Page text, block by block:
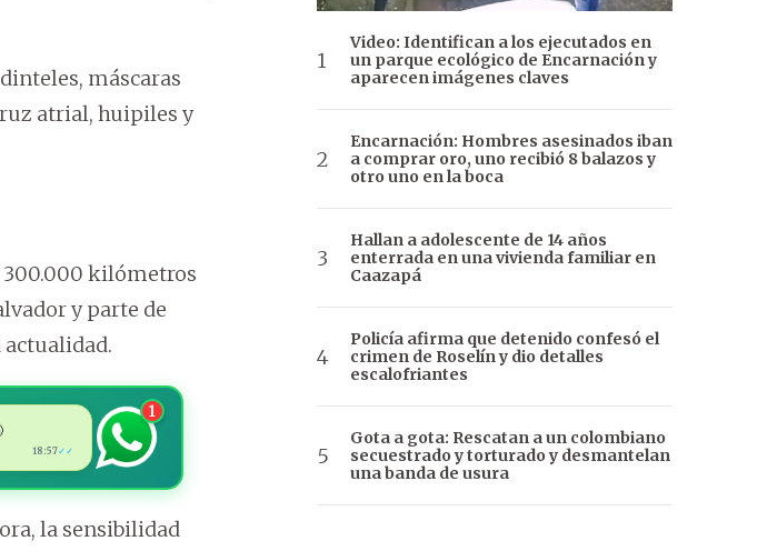
máscaras
atrial, huipiles y
300.000 kilómetros
y parte de
actualidad.
18:57✓✓
1
la sensibilidad
Video: Identifican a los ejecutados en
un parque ecológico de Encarnación y
aparecen imágenes claves
Encarnación: Hombres asesinados iban
a comprar oro, uno recibió 8 balazos y
otro uno en la boca
Hallan a adolescente de 14 años
enterrada en una vivienda familiar en
Caazapá
Policía afirma que detenido confesó el
crimen de Roselín y dio detalles
escalofriantes
Gota a gota: Rescatan a un colombiano
secuestrado y torturado y desmantelan
una banda de usura